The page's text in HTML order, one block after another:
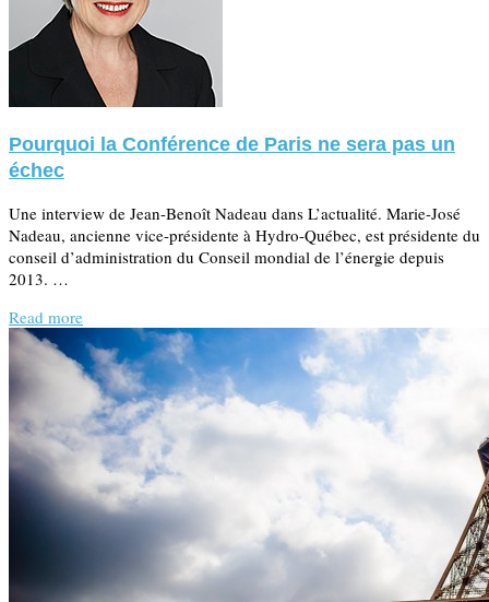
Pourquoi la Conférence de Paris ne sera pas un
échec
Une interview de Jean-Benoît Nadeau dans L’actualité. Marie-José
Nadeau, ancienne vice-présidente à Hydro-Québec, est présidente du
conseil d’administration du Conseil mondial de l’énergie depuis
2013. …
Read more